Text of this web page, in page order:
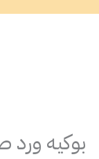
بوكيه
كمية